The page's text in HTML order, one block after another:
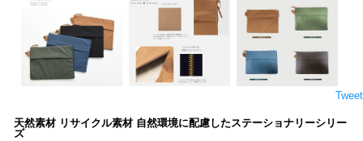
Tweet
天然素材 リサイクル素材 自然環境に配慮したステーショナリーシリー
ズ